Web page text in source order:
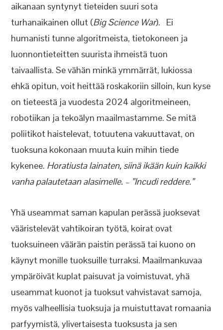
aikanaan syntynyt tieteiden suuri sota
turhanaikainen ollut (Big Science War). Ei
humanisti tunne algoritmeista, tietokoneen ja
luonnontieteitten suurista ihmeistä tuon
taivaallista. Se vähän minkä ymmärrät, lukiossa
ehkä opitun, voit heittää roskakoriin silloin, kun kyse
on tieteestä ja vuodesta 2024 algoritmeineen,
robotiikan ja tekoälyn maailmastamme. Se mitä
poliitikot haistelevat, totuutena vakuuttavat, on
tuoksuna kokonaan muuta kuin mihin tiede
kykenee. Horatiusta lainaten, siinä ikään kuin kaikki
vanha palautetaan alasimelle. – ”Incudi reddere.”
Yhä useammat saman kapulan perässä juoksevat
vääristelevät vahtikoiran työtä, koirat ovat
tuoksuineen väärän paistin perässä tai kuono on
käynyt monille tuoksuille turraksi. Maailmankuvaa
ympäröivät kuplat paisuvat ja voimistuvat, yhä
useammat kuonot ja tuoksut vahvistavat samoja,
myös valheellisia tuoksuja ja muistuttavat romaania
parfyymistä, ylivertaisesta tuoksusta ja sen